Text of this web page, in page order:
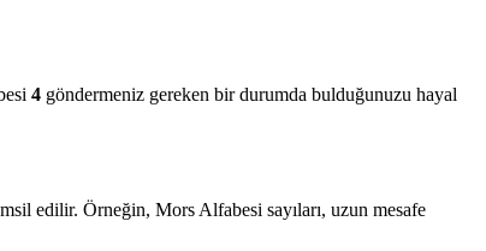
4 göndermeniz gereken bir durumda bulduğunuzu hayal
edilir. Örneğin, Mors Alfabesi sayıları, uzun mesafe